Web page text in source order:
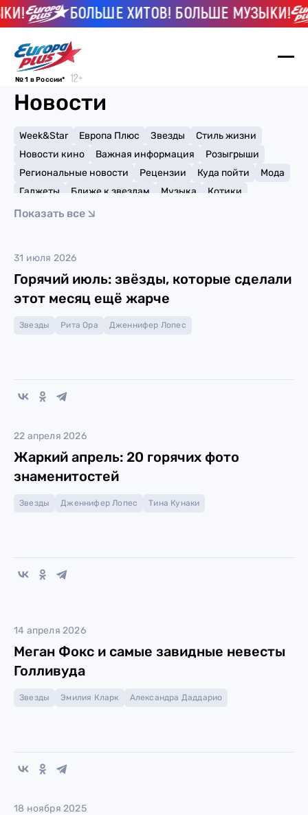
БОЛЬШЕ ХИТОВ! БОЛЬШЕ МУЗЫКИ!
№ 1 в России*
Новости
Week&Star Европа Плюс Звезды
Стиль жизни
Новости кино
Важная информация
Розыгрыши
Региональные новости
Рецензии Куда пойти
Мода
Гаджеты
Ближе к звездам Музыка
Котики
Мемы и тренды
Показать все
31 июля 2026
Горячий июль: звёзды, которые сделали
этот месяц ещё жарче
Звезды Рита Ора Дженнифер Лопес
22 апреля 2026
Жаркий апрель: 20 горячих фото
знаменитостей
Звезды Дженнифер Лопес Тина Кунаки
14 апреля 2026
Меган Фокс и самые завидные невесты
Голливуда
Звезды Эмилия Кларк Александра Даддарио
18 ноября 2025